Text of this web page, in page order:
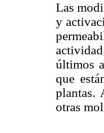
Las
y
últimos
que
plantas.
otras